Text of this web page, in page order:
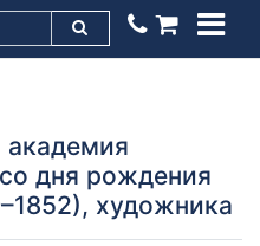
академия
дня рождения
художника